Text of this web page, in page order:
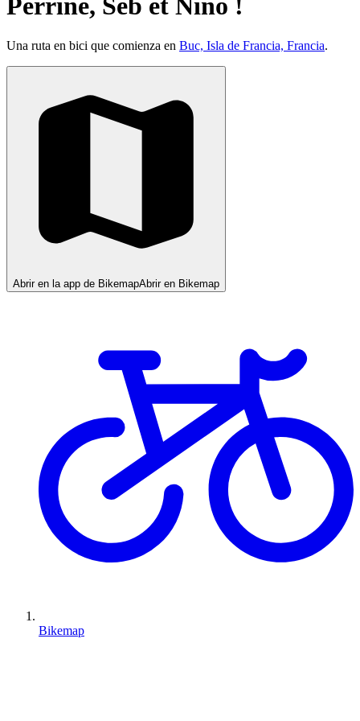
Perrine, Seb et Nino !
Una ruta en bici que comienza en Buc, Isla de Francia, Francia.
Abrir en la app de BikemapAbrir en Bikemap
Bikemap